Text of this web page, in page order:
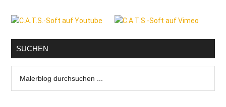
Seitenspalte
SUCHEN
durchsuchen